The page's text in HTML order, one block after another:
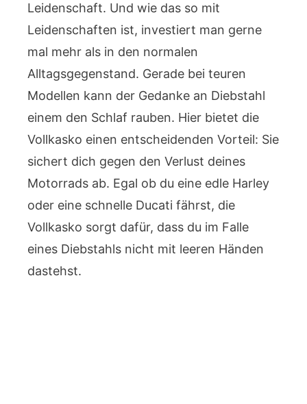
Leidenschaft. Und wie das so mit
Leidenschaften ist, investiert man gerne
mal mehr als in den normalen
Alltagsgegenstand. Gerade bei teuren
Modellen kann der Gedanke an Diebstahl
einem den Schlaf rauben. Hier bietet die
Vollkasko einen entscheidenden Vorteil: Sie
sichert dich gegen den Verlust deines
Motorrads ab. Egal ob du eine edle Harley
oder eine schnelle Ducati fährst, die
Vollkasko sorgt dafür, dass du im Falle
eines Diebstahls nicht mit leeren Händen
dastehst.